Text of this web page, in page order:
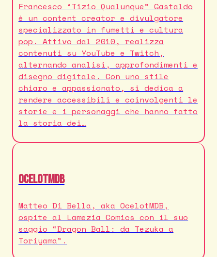
Francesco “Tizio Qualunque” Gastaldo
è un content creator e divulgatore
specializzato in fumetti e cultura
pop. Attivo dal 2010, realizza
contenuti su YouTube e Twitch,
alternando analisi, approfondimenti e
disegno digitale. Con uno stile
chiaro e appassionato, si dedica a
rendere accessibili e coinvolgenti le
storie e i personaggi che hanno fatto
la storia dei…
OcelotMDB
Matteo Di Bella, aka OcelotMDB,
ospite al Lamezia Comics con il suo
saggio “Dragon Ball: da Tezuka a
Toriyama”.